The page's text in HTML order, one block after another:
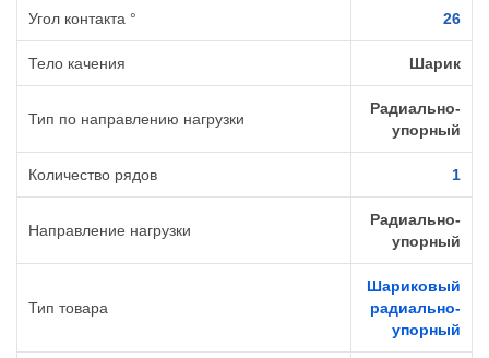
Угол контакта ° 26
Тело качения Шарик
Тип по направлению нагрузки
Радиально-
упорный
Количество рядов 1
Направление нагрузки
Радиально-
упорный
Тип товара
Шариковый
радиально-
упорный